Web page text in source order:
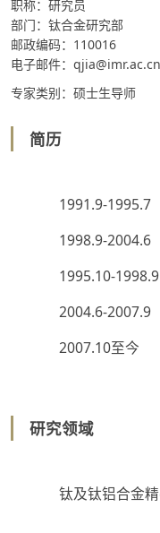
职称：研究员
部门：钛合金研究部
邮政编码：110016
电子邮件：qjia@imr.ac.cn
专家类别：硕士生导师
简历
1991.9-1995.7
1998.9-2004.6
1995.10-1998.9
2004.6-2007.9
2007.10至今
研究领域
钛及钛铝合金精